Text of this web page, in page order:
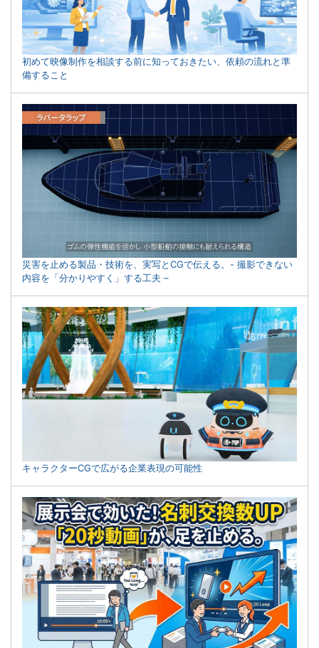
初めて映像制作を相談する前に知っておきたい、依頼の流れと準
備すること
災害を止める製品・技術を、実写とCGで伝える。- 撮影できない
内容を「分かりやすく」する工夫 –
キャラクターCGで広がる企業表現の可能性